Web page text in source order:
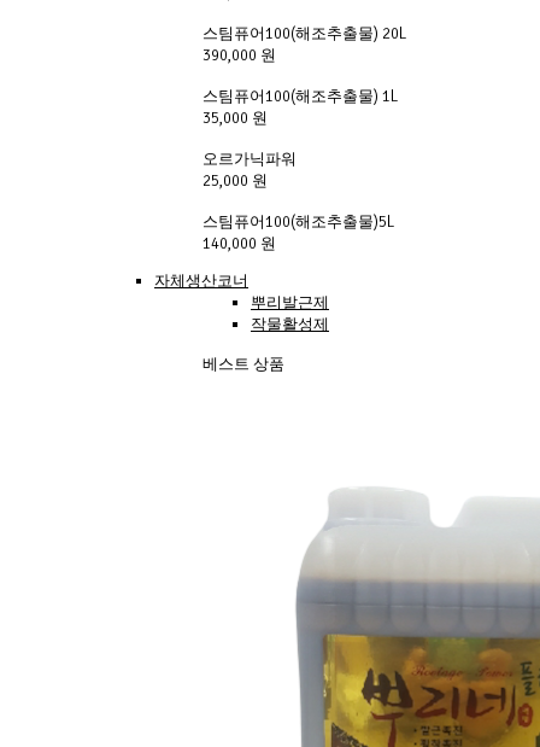
스팀퓨어100(해조추출물) 20L
390,000 원
스팀퓨어100(해조추출물) 1L
35,000 원
오르가닉파워
25,000 원
스팀퓨어100(해조추출물)5L
140,000 원
자체생산코너
뿌리발근제
작물활성제
베스트 상품